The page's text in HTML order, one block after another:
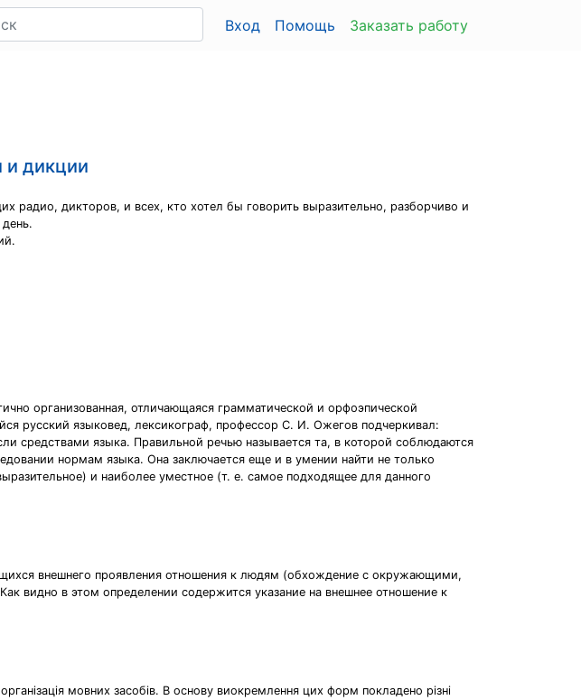
Вход Помощь Заказать работу
и дикции
радио, дикторов, и всех, кто хотел бы говорить выразительно, разборчиво и
организованная, отличающаяся грамматической и орфоэпической
русский языковед, лексикограф, профессор С. И. Ожегов подчеркивал:
средствами языка. Правильной речью называется та, в которой соблюдаются
нормам языка. Она заключается еще и в умении найти не только
и наиболее уместное (т. е. самое подходящее для данного
внешнего проявления отношения к людям (обхождение с окружающими,
видно в этом определении содержится указание на внешнее отношение к
мовних засобів. В основу виокремлення цих форм покладено різні